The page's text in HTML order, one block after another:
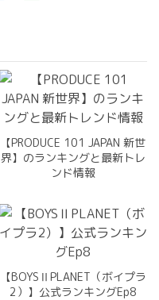
【PRODUCE 101 JAPAN 新世
界】のランキングと最新トレ
ンド情報
【BOYSⅡPLANET（ボイプラ
2）】公式ランキングEp8